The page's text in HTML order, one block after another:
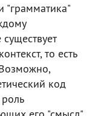
"грамматика"
то есть
код